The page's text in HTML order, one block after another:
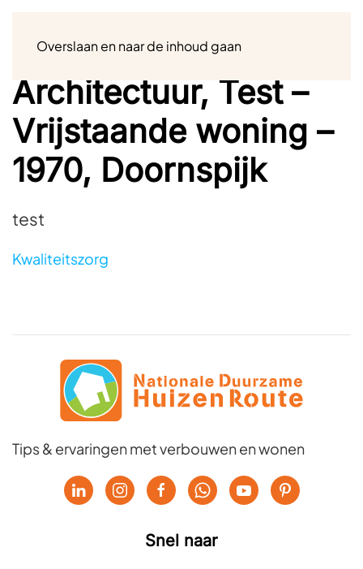
Overslaan en naar de inhoud gaan
Architectuur, Test –
Vrijstaande woning –
1970, Doornspijk
test
Kwaliteitszorg
Tips & ervaringen met verbouwen en wonen
Snel naar